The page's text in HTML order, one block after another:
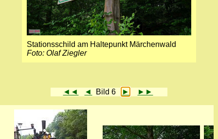
Stationsschild am Haltepunkt Märchenwald
Foto: Olaf Ziegler
◄◄ ◄ Bild 6 ► ►►